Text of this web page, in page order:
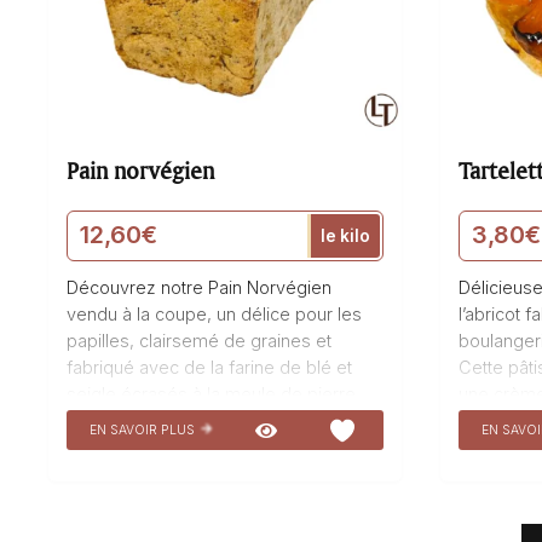
Pain norvégien
12,60€ le kilo
Découvrez notre Pain Norvégien
vendu à la coupe, un délice pour les
papilles, clairsemé de graines et
fabriqué avec de la farine de blé et
ainsi que des graines variées. Ce pain
Norvégien équilibré et BIO est idéal
EN SAVOIR PLUS
3,80€
l’abricot
Cette
abricots
une
EN